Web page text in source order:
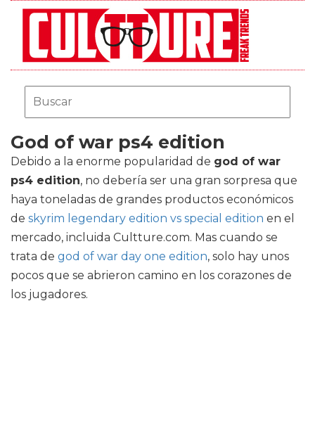
God of war ps4 edition
Debido a la enorme popularidad de god of war
ps4 edition, no debería ser una gran sorpresa que
haya toneladas de grandes productos económicos
de skyrim legendary edition vs special edition en el
mercado, incluida Cultture.com. Mas cuando se
trata de god of war day one edition, solo hay unos
pocos que se abrieron camino en los corazones de
los jugadores.